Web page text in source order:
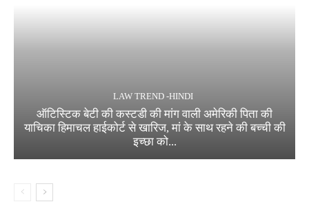
LAW TREND -HINDI
ऑटिस्टिक बेटी की कस्टडी की मांग वाली अमेरिकी पिता की
याचिका हिमाचल हाईकोर्ट से खारिज, मां के साथ रहने की बच्ची की
इच्छा को...